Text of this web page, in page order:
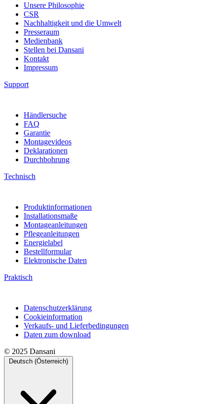
Unsere Philosophie
CSR
Nachhaltigkeit und die Umwelt
Presseraum
Medienbank
Stellen bei Dansani
Kontakt
Impressum
Support
Händlersuche
FAQ
Garantie
Montagevideos
Deklarationen
Durchbohrung
Technisch
Produktinformationen
Installationsmaße
Montageanleitungen
Pflegeanleitungen
Energielabel
Bestellformular
Elektronische Daten
Praktisch
Datenschutzerklärung
Cookieinformation
Verkaufs- und Lieferbedingungen
Daten zum download
© 2025 Dansani
Deutsch (Österreich)